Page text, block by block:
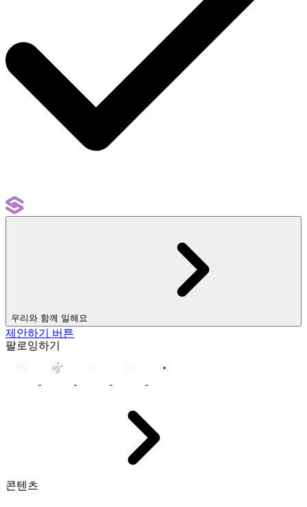
우리와 함께 일해요
제안하기 버튼
팔로잉하기
콘텐츠